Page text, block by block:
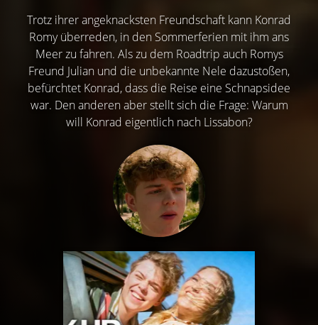
Trotz ihrer angeknacksten Freundschaft kann Konrad
Romy überreden, in den Sommerferien mit ihm ans
Meer zu fahren. Als zu dem Roadtrip auch Romys
Freund Julian und die unbekannte Nele dazustoßen,
befürchtet Konrad, dass die Reise eine Schnapsidee
war. Den anderen aber stellt sich die Frage: Warum
will Konrad eigentlich nach Lissabon?